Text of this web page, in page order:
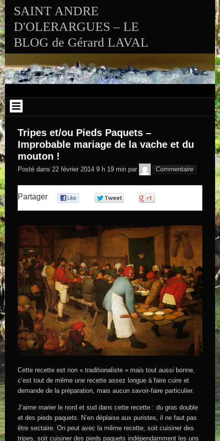
SAINT ANDRE
D'OLERARGUES – LE
BLOG de Gérard LAVAL
Tripes et/ou Pieds Paquets –
Improbable mariage de la vache et du
mouton !
Posté dans 22 février 2014 9 h 19 min par
GEGE DE
SAINTAND
Commentaire
Partager
Cette recette est non « traditionaliste » mais tout aussi bonne,
c’est tout de même une recette assez longue à faire cuire et
demande de la préparation, mais aucun savoir-faire particulier.
J’aime marier le nord et sud dans cette recette : du gras double
et des pieds paquets. N’en déplaise aux puristes, il ne faut pas
être sectaire. On peut avec la même recette, soit cuisiner des
tripes, soit cuisiner des pieds paquets indépendamment les uns